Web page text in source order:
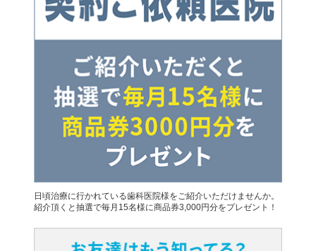
日頃治療に行かれている歯科医院様をご紹介いただけませんか。
紹介頂くと抽選で毎月15名様に商品券3,000円分をプレゼント！